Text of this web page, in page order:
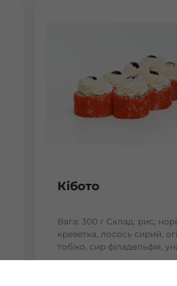
Кібото
Вага: 300 г Склад: рис,
креветка, лосось сирий,
тобіко, сир філадельфія,